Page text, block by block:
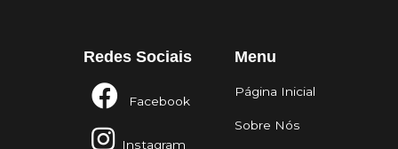
Redes Sociais
Facebook
Instagram
Menu
Página Inicial
Sobre Nós